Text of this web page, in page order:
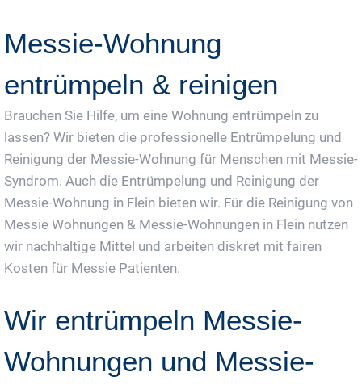
Messie-Wohnung
entrümpeln & reinigen
Brauchen Sie Hilfe, um eine Wohnung entrümpeln zu
lassen? Wir bieten die professionelle Entrümpelung und
Reinigung der Messie-Wohnung für Menschen mit Messie-
Syndrom. Auch die Entrümpelung und Reinigung der
Messie-Wohnung in Flein bieten wir. Für die Reinigung von
Messie Wohnungen & Messie-Wohnungen in Flein nutzen
wir nachhaltige Mittel und arbeiten diskret mit fairen
Kosten für Messie Patienten.
Wir entrümpeln Messie-
Wohnungen und Messie-